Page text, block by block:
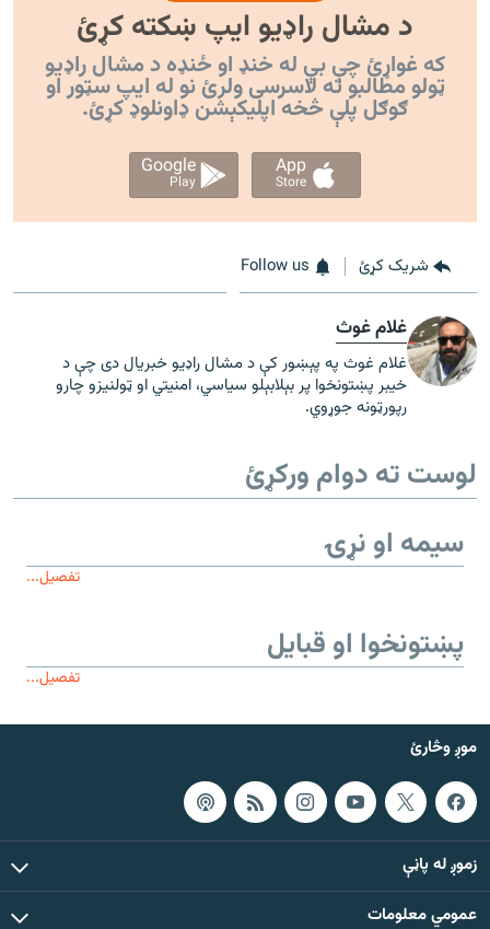
د مشال راډیو ایپ ښکته کړئ
که غواړئ چې بې له خنډ او ځنډه د مشال راډیو
ټولو مطالبو ته لاسرسی ولرئ نو له ایپ سټور او
ګوګل پلې څخه اپليکېشن ډاونلوډ کړئ.
App
Store
Google
Play
شریک کړئ Follow us
غلام غوث
غلام غوث په پېښور کې د مشال راډیو خبریال دی چې د
خیبر پښتونخوا پر بېلابېلو سیاسي، امنیتي او ټولنیزو چارو
رپورټونه جوړوي.
لوست ته دوام ورکړئ
سیمه او نړۍ
تفصیل...
پښتونخوا او قبایل
تفصیل...
موږ وڅارئ
زموږ له پاڼې
عمومي معلومات